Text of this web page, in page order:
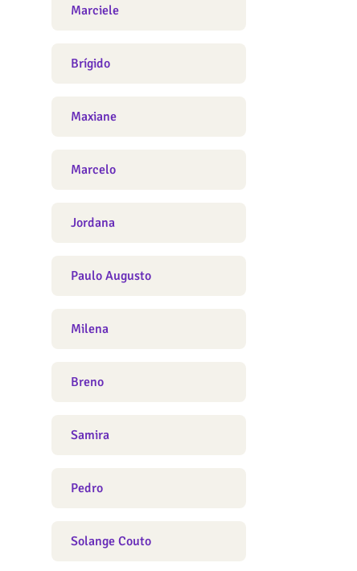
Marciele
Brígido
Maxiane
Marcelo
Jordana
Paulo Augusto
Milena
Breno
Samira
Pedro
Solange Couto